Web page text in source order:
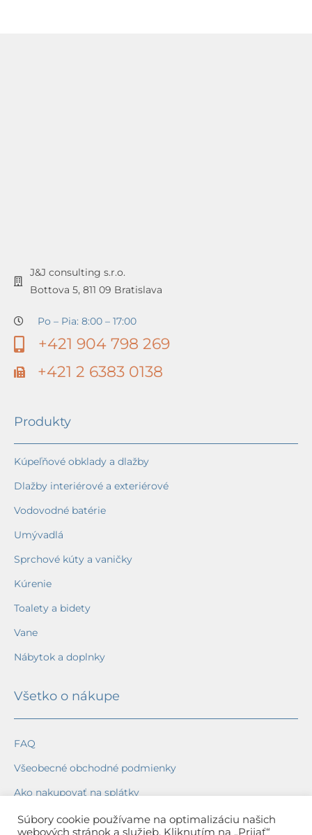
J&J consulting s.r.o.
Bottova 5, 811 09 Bratislava
Po – Pia: 8:00 – 17:00
+421 904 798 269
+421 2 6383 0138
Produkty
Kúpeľňové obklady a dlažby
Dlažby interiérové a exteriérové
Vodovodné batérie
Umývadlá
Sprchové kúty a vaničky
Kúrenie
Toalety a bidety
Vane
Nábytok a doplnky
Všetko o nákupe
FAQ
Všeobecné obchodné podmienky
Ako nakupovať na splátky
Ochrana osobných údajov
Súbory cookie používame na optimalizáciu našich
webových stránok a služieb. Kliknutím na „Prijať“